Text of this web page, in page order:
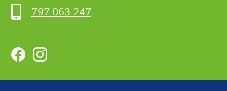
797 063 247
FacebookInstagram